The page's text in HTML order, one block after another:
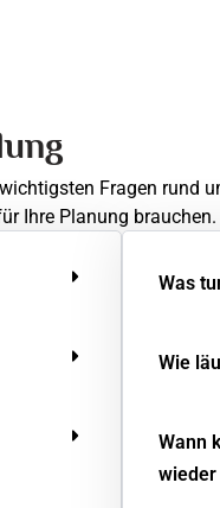
Fragen rund
Ihre Planung brauchen.
Was
Wie
Wann